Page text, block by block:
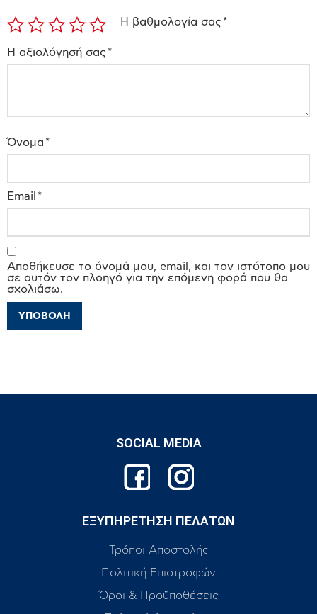
Η βαθμολογία σας *
Η αξιολόγησή σας *
Όνομα *
Email *
Αποθήκευσε το όνομά μου, email, και τον ιστότοπο μου
σε αυτόν τον πλοηγό για την επόμενη φορά που θα
σχολιάσω.
SOCIAL MEDIA
ΕΞΥΠΗΡΕΤΗΣΗ ΠΕΛΑΤΩΝ
Τρόποι Αποστολής
Πολιτική Επιστροφών
Όροι & Προϋποθέσεις